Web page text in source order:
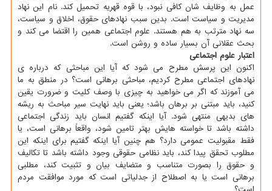
عمل به وظایف شان کافی نبود، با قوه قهریه تحمیل کند. نام این نهاد
مدیریت و سیاست است. بدین سبب نهادهای حقوق، اخلاق و سیاست،
سه نهاد مترتب به هم هستند. علوم اجتماعی همین را اقتضا می کند و
بحث عقلانی آن بسیار ساده و روشن است.
اعتبار علوم اجتماعی
اکنون این پرسش مطرح می شود که آیا این مباحثی که درباره ی
نهادهای اجتماعی مطرح کردیم، مباحثی برهانی است؟ در منطق به ما
می آموزند که اگر می خواهید به چیزی با وصف کلیت و ضرورت یقین
کنید، باید مبتنی بر برهان باشد؛ یعنی باید نهایت سیر مباحث به ریشه
های بدیهی منتهی شود. آیا اینکه گفتیم انسان باید زندگی اجتماعی
داشته باشد تا خواسته هایش بهتر تامین شود، واقعاً برهانی است، یا
فقط مقبولیت عمومی دارد؟ هم چنین آیا اینکه گفتیم برای اینکه این
مطلوب تحقق پیدا کند، باید نظامی حقوقی وجود داشته باشد تا تکالیف
و حقوق را بصورت متناسب و متضایف بیان و تثبیت کند، مطلبی
برهانی است یا به اصطلاح از جدلیاتی است که مورد موافقت مردم